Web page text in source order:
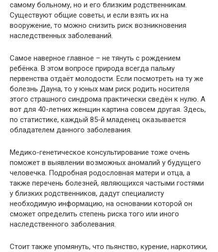
самому больному, но и его близким родственникам.
Существуют общие советы, и если взять их на
вооружение, то можно снизить риск возникновения
наследственных заболеваний.
Самое наверное главное – не тянуть с рождением
ребёнка. В этом вопросе природа всегда пальму
первенства отдаёт молодости. Если посмотреть на ту же
болезнь Дауна, то у юных мам риск родить носителя
этого страшного синдрома практически сведён к нулю. А
вот для 40-летних женщин картина совсем другая. Здесь,
по статистике, каждый 85-й младенец оказывается
обладателем данного заболевания.
Медико-генетическое консультирование тоже очень
поможет в выявлении возможных аномалий у будущего
человечка. Подробная родословная матери и отца, а
также перечень болезней, являющихся частыми гостями
у близких родственников, дадут специалисту
необходимую информацию, на основании которой он
сможет определить степень риска того или иного
наследственного заболевания.
Стоит также упомянуть, что пьянство, курение, наркотики,